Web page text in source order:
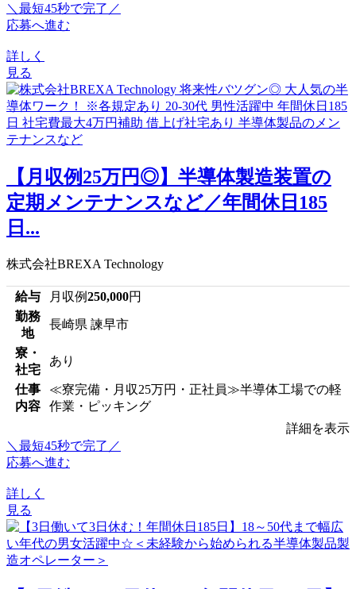
＼最短45秒で完了／
応募へ進む
詳しく
見る
【月収例25万円◎】半導体製造装置の
定期メンテナンスなど／年間休日185
日...
株式会社BREXA Technology
給与 月収例250,000円
勤務
地
長崎県 諫早市
寮・
社宅
あり
仕事
内容
≪寮完備・月収25万円・正社員≫半導体工場での軽
作業・ピッキング
詳細を表示
＼最短45秒で完了／
応募へ進む
詳しく
見る